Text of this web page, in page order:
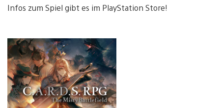
Infos zum Spiel gibt es im PlayStation Store!